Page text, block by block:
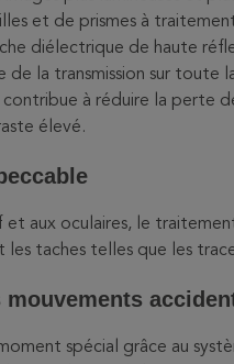
et de prismes à
diélectrique de haute
de la transmission sur toute
à réduire la perte
élevé.
et aux oculaires, le
les taches telles que les
mouvements
spécial grâce au